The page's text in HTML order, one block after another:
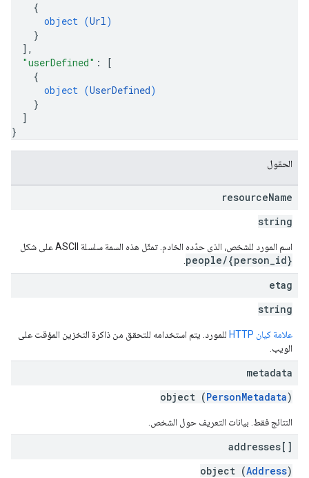
{
object (Url)
}
] ,
"userDefined" :
[
{
object (UserDefined)
}
]
}
الحقول
resourceName
string
اسم المورد للشخص، الذي حدّده الخادم. تمثّل هذه السمة سلسلة ASCII على شكل
people/{person_id}
etag
string
علامة كيان HTTP
للمورد. يتم استخدامه للتحقق من ذاكرة التخزين المؤقت على
الويب.
metadata
object (PersonMetadata)
النتائج فقط. بيانات التعريف حول الشخص.
addresses[]
object (Address)